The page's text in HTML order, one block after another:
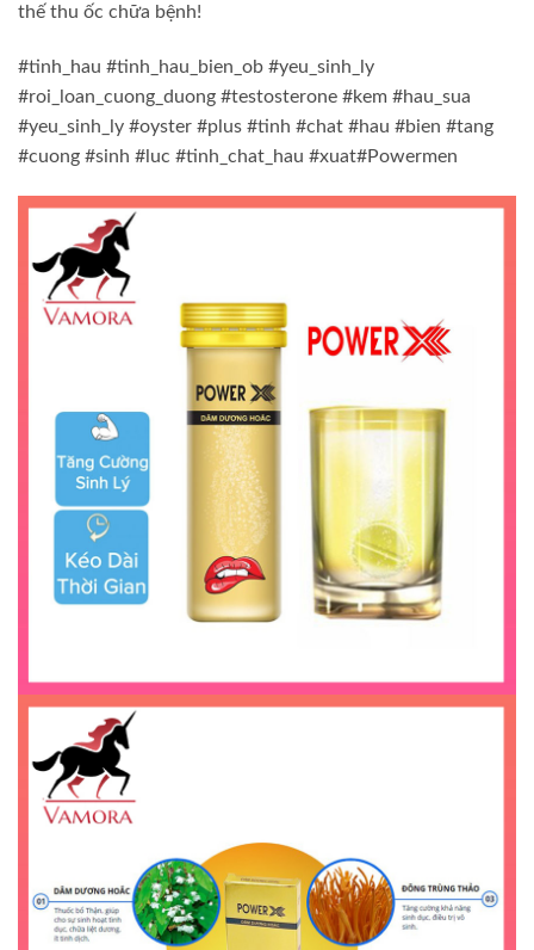
thế thu ốc chữa bệnh!
#tinh_hau #tinh_hau_bien_ob #yeu_sinh_ly
#roi_loan_cuong_duong #testosterone #kem #hau_sua
#yeu_sinh_ly #oyster #plus #tinh #chat #hau #bien #tang
#cuong #sinh #luc #tinh_chat_hau #xuat#Powermen